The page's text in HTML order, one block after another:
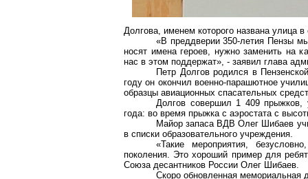
Долгова, именем которого названа улица в
«В преддверии 350-летия Пензы
носят имена героев, нужно заменить на
нас в этом поддержат», - заявил глава
Петр Долгов родился в
году он окончил военно-парашютное
образцы авиационных спасательных
Долгов совершил 1 409 прыжков,
года: во время прыжка с аэростата с
Майор запаса ВДВ Олег Шибаев
в списки образовательного учреждения.
«Такие мероприятия,
поколения. Это хороший пример для
Союза десантников России Олег Шибаев.
Скоро обновленная мемориальная